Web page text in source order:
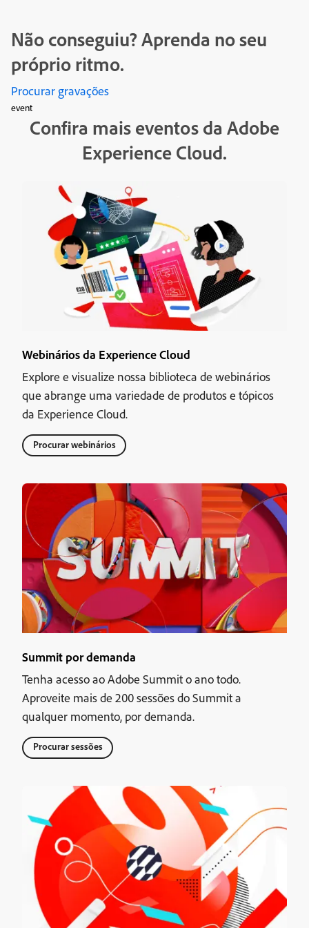
Não conseguiu? Aprenda no seu
próprio ritmo.
Procurar gravações
event
Confira mais eventos da Adobe
Experience Cloud.
Webinários da Experience Cloud
Explore e visualize nossa biblioteca de webinários
que abrange uma variedade de produtos e tópicos
da Experience Cloud.
Procurar webinários
Summit por demanda
Tenha acesso ao Adobe Summit o ano todo.
Aproveite mais de 200 sessões do Summit a
qualquer momento, por demanda.
Procurar sessões